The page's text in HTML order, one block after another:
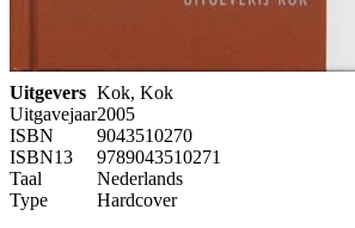
Uitgevers Kok, Kok
Uitgavejaar2005
ISBN
9043510270
ISBN13
9789043510271
Taal
Nederlands
Type
Hardcover